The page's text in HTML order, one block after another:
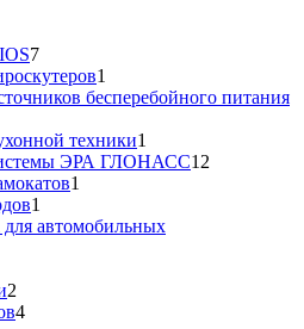
77
товаров1
товар
бесперебойного питания
техники1
товар
ЭРА ГЛОНАСС12
1
1
товар
для автомобильных
2
товара
44